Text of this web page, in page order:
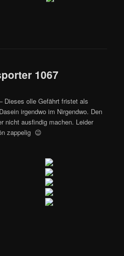
1067
Dieses olle Gefährt fristet als
irgendwo im Nirgendwo. Den
nicht ausfindig machen. Leider
zappelig 😉